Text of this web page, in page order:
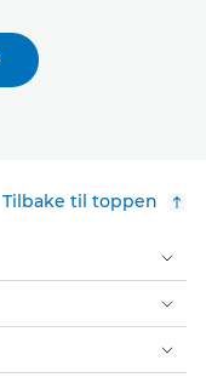
Tilbake til toppen